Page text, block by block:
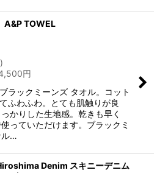
TOWEL
)
円
ラックミーンズ タオル。コット
ふわふわ。とても肌触りが良
かりした生地感。乾きも早く
っていただけます。ブラックミ
ル…
Denim スキニーデニム